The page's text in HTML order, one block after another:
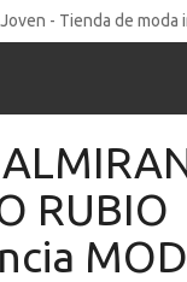
RUBIO